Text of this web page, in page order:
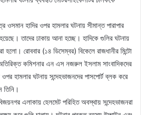
ওসমান হাদির ওপর হামলার ঘটনায় সীমান্ত পারাপার
তাদের ঢাকায় আনা হচ্ছে। হাদিকে গুলির ঘটনায়
হলো। রোববার (১৪ ডিসেম্বর) বিকেলে রাজধানীর মিন্টো
অতিরিক্ত কমিশনার এন এস নজরুল ইসলাম সাংবাদিকদের
হামলার ঘটনায় সন্দেহভাজনদের পাসপোর্ট ব্লক করে
তিনি।
এলাকায় হেলমেট পরিহিত অবস্থায় সন্দেহভাজনরা